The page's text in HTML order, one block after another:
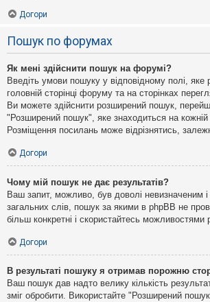
Догори
Пошук по форумах
Як мені здійснити пошук на форумі?
Введіть умови пошуку у відповідному полі, яке
головній сторінці форуму та на сторінках
Ви можете здійснити розширений пошук,
"Розширений пошук", яке знаходиться на кожній
Розміщення посилань може відрізнятись,
Догори
Чому мій пошук не дає результатів?
Ваш запит, можливо, був доволі невизначеним
загальних слів, пошук за якими в phpBB не
більш конкретні і скористайтесь можливостями
Догори
В результаті пошуку я отримав порожню
Ваш пошук дав надто велику кількість
зміг обробити. Використайте "Розширений